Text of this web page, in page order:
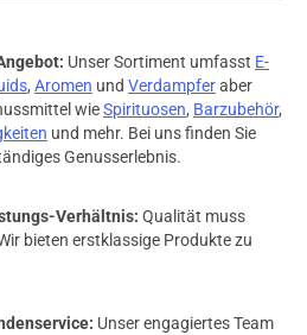
Unser Sortiment umfasst E-
, Aromen und Verdampferaber
wieSpirituosen, Barzubehör,
und mehr. Bei uns finden Sie
Genusserlebnis.
Verhältnis: Qualität muss
bieten erstklassige Produkte zu
Unser engagiertes Team